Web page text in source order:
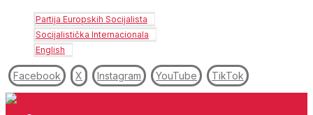
Partija Europskih Socijalista
Socijalistička Internacionala
English
Facebook X Instagram YouTube TikTok